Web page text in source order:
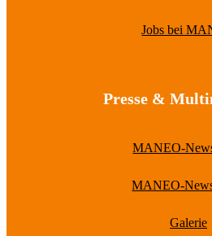
Jobs bei
Presse &
MANEO-
MANEO-
Galerie